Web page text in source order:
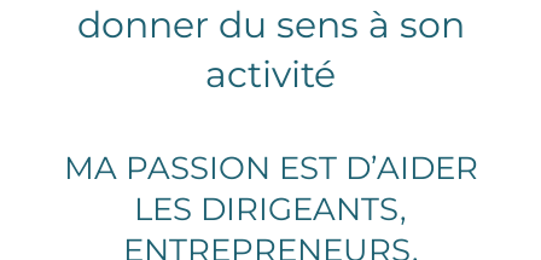
donner du sens à son
activité
MA PASSION EST D’AIDER
LES DIRIGEANTS,
ENTREPRENEURS,